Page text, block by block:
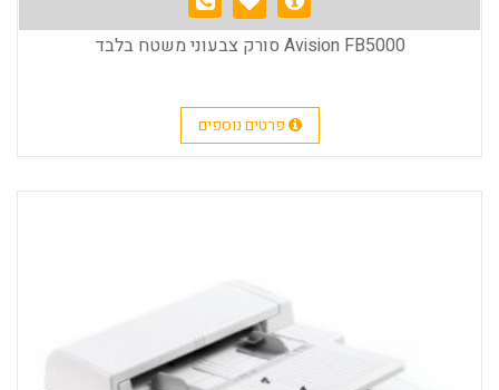
Avision FB5000 סורק צבעוני משטח בלבד
פרטים נוספים